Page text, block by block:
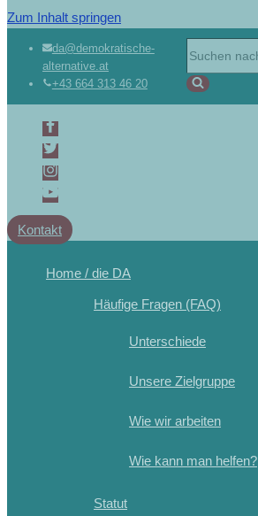
Zum Inhalt springen
da@demokratische-
alternative.at
+43 664 313 46 20
Kontakt
Home / die DA
Häufige Fragen (FAQ)
Unterschiede
Unsere Zielgruppe
Wie wir arbeiten
Wie kann man helfen?
Statut